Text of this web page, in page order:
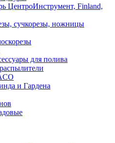
ЦентроИнструмент, Finland,
сучкорезы, ножницы
для полива
и Гардена